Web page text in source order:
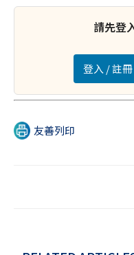
請先登
登入 / 註
友善列印